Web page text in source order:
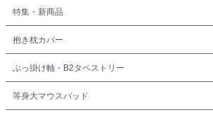
特集・新商品
抱き枕カバー
ぶっ掛け軸・B2タペストリー
等身大マウスパッド